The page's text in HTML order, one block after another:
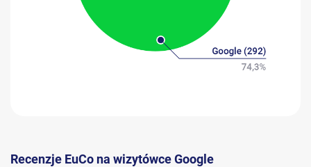
Recenzje EuCo na wizytówce Google